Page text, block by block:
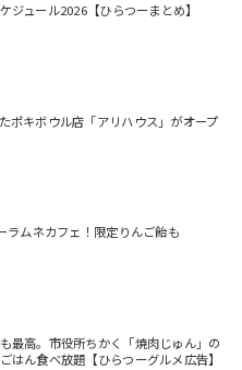
ジュール2026【ひらつーまとめ】
ポキボウル店「アリハウス」がオープ
ラムネカフェ！限定りんご飴も
最高。市役所ちかく「焼肉じゅん」の
はん食べ放題【ひらつーグルメ広告】